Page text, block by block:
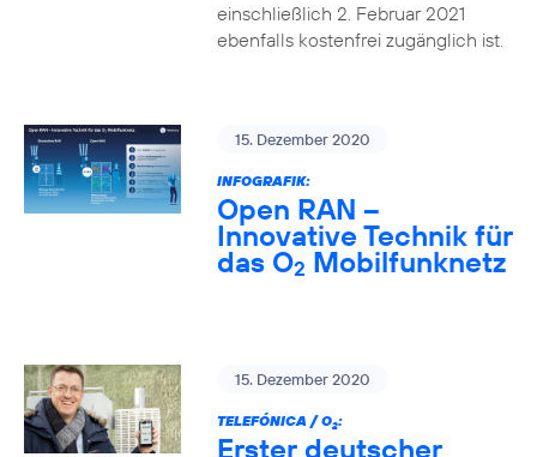
einschließlich 2. Februar 2021
ebenfalls kostenfrei zugänglich ist.
15. Dezember 2020
INFOGRAFIK:
Open RAN –
Innovative Technik für
das O2 Mobilfunknetz
15. Dezember 2020
TELEFÓNICA / O2:
Erster deutscher